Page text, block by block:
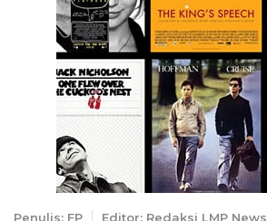
Penulis: FP Editor: Redaksi LMP News